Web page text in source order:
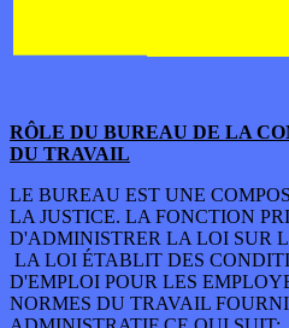
RÔLE DU BUREAU DE LA
DU TRAVAIL
LE BUREAU EST UNE
LA JUSTICE. LA FONCTION
D'ADMINISTRER LA LOI SUR
LA LOI ÉTABLIT DES
D'EMPLOI POUR LES
NORMES DU TRAVAIL